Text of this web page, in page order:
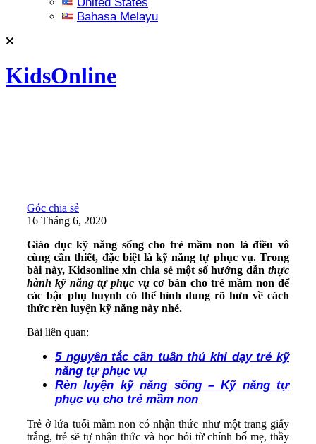
Bahasa Melayu
KidsOnline
Góc chia sẻ
16 Tháng 6, 2020
Giáo dục kỹ năng sống cho trẻ mầm non là điều vô
cùng cần thiết, đặc biệt là kỹ năng tự phục vụ. Trong
bài này, Kidsonline xin chia sẻ một số hướng dẫn thực
hành kỹ năng tự phục vụcơ bản cho trẻ mầm non để
các bậc phụ huynh có thể hình dung rõ hơn về cách
thức rèn luyện kỹ năng này nhé.
Bài liên quan:
5 nguyên tắc cần tuân thủ khi dạy trẻ kỹ
năng tự phục vụ
Rèn luyện kỹ năng sống – Kỹ năng tự
phục vụ cho trẻ mầm non
Trẻ ở lứa tuổi mầm non có nhận thức như một trang giấy
trắng, trẻ sẽ tự nhận thức và học hỏi từ chính bố mẹ, thầy